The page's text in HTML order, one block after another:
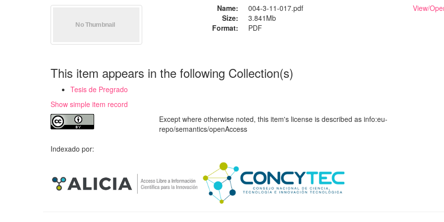
Name:
004-3-11-017.pdf
Size:
3.841Mb
Format:
PDF
View/
This item appears in the following Collection(s)
Tesis de Pregrado
Show simple item record
Except where otherwise noted, this item's license is described as info:eu-
repo/semantics/openAccess
Indexado por: